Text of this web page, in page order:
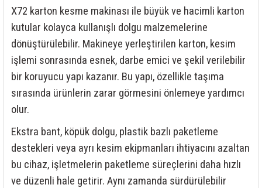
X72 karton kesme makinası ile büyük ve hacimli karton
kutular kolayca kullanışlı dolgu malzemelerine
dönüştürülebilir. Makineye yerleştirilen karton, kesim
işlemi sonrasında esnek, darbe emici ve şekil verilebilir
bir koruyucu yapı kazanır. Bu yapı, özellikle taşıma
sırasında ürünlerin zarar görmesini önlemeye yardımcı
olur.
Ekstra bant, köpük dolgu, plastik bazlı paketleme
destekleri veya ayrı kesim ekipmanları ihtiyacını azaltan
bu cihaz, işletmelerin paketleme süreçlerini daha hızlı
ve düzenli hale getirir. Aynı zamanda sürdürülebilir